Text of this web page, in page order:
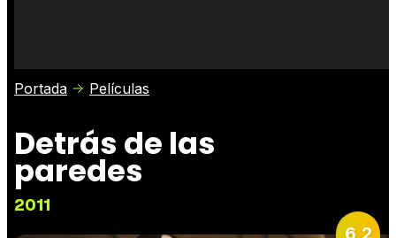
Críticas
Portada Películas
Detrás de las
paredes
2011
6,2